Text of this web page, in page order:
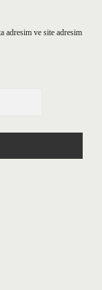
adresim ve site adresim